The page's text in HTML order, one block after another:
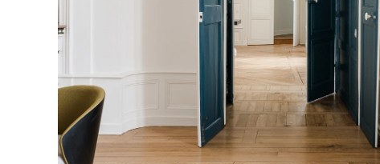
Vous avez un projet de rénovation intérieure ?
Sollicitez l'expertise et l'avis professionnel deClaire-